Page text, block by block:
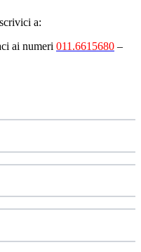
a:
ai numeri 011.6615680 –